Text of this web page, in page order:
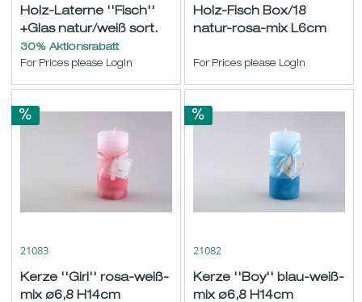
Holz-Laterne ''Fisch''
+Glas natur/weiß sort.
ø9 H10 L19cm
30% Aktionsrabatt
For Prices please LogIn
Holz-Fisch Box/18
natur-rosa-mix L6cm
For Prices please LogIn
21083
Kerze ''Girl'' rosa-weiß-
mix ø6,8 H14cm
21082
Kerze ''Boy'' blau-weiß-
mix ø6,8 H14cm